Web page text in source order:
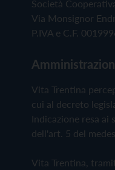
Società
Via Monsignor
P.IVA e C.F.
Vita Trentina
cui al decreto
Indicazione resa ai
dell'art. 5 del
Vita Trentina,